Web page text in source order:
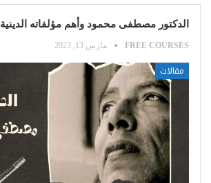
الدكتور مصطفى محمود وأهم مؤلفاته الدينية
FREE COURSES مارس 13, 2023
مقالات